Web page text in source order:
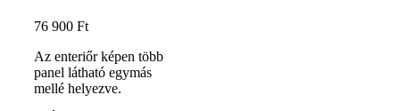
76 900 Ft
Az enteriőr képen több
panel látható egymás
mellé helyezve.